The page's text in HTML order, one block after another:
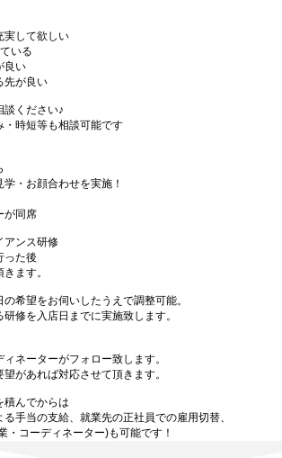
実して欲しい
いる
良い
先が良い
談ください♪
時短等も相談可能です
・お顔合わせを実施！
が同席
アンス研修
った後
ます。
希望をお伺いしたうえで調整可能。
修を入店日までに実施致します。
ネーターがフォロー致します。
があれば対応させて頂きます。
積んでからは
手当の支給、就業先の正社員での雇用切替、
・コーディネーター)も可能です！